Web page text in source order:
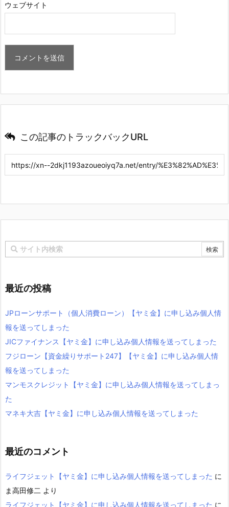
ウェブサイト
この記事のトラックバックURL
最近の投稿
JPローンサポート（個人消費ローン）【ヤミ金】に申し込み個人情
報を送ってしまった
JICファイナンス【ヤミ金】に申し込み個人情報を送ってしまった
フジローン【資金繰りサポート247】【ヤミ金】に申し込み個人情
報を送ってしまった
マンモスクレジット【ヤミ金】に申し込み個人情報を送ってしまっ
た
マネキ大吉【ヤミ金】に申し込み個人情報を送ってしまった
最近のコメント
ライフジェット【ヤミ金】に申し込み個人情報を送ってしまった に
ま高田修二 より
ライフジェット【ヤミ金】に申し込み個人情報を送ってしまった に